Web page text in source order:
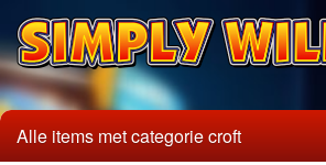
Alle items met categorie croft